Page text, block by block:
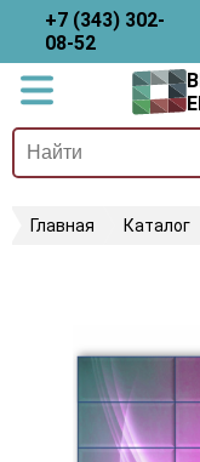
+7 (343) 302-
08-52
Главная Каталог